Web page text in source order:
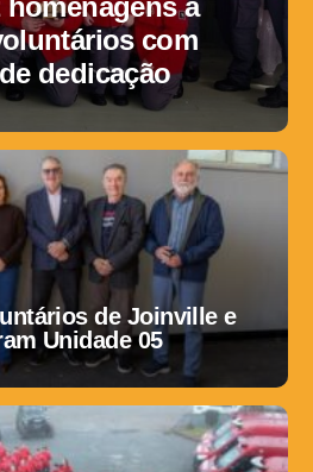
com
dedicação
de Joinville e
Unidade 05